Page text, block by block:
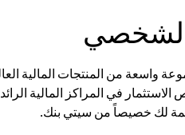
الشخصي
واسعة من المنتجات المالية
في المراكز المالية
لك خصيصاً من سيتي بنك.